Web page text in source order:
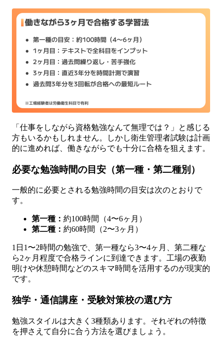
「仕事をしながら資格勉強なんて無理では？」と感じる
方もいるかもしれません。しかし衛生管理者試験は計画
的に進めれば、働きながらでも十分に合格を狙えます。
必要な勉強時間の目安（第一種・第二種別）
一般的に必要とされる勉強時間の目安は次のとおりで
す。
第一種： 約100時間（4〜6ヶ月）
第二種： 約60時間（2〜3ヶ月）
1日1〜2時間の勉強で、第一種なら3〜4ヶ月、第二種な
ら2ヶ月程度で合格ラインに到達できます。工場の夜勤
明けや休憩時間などのスキマ時間を活用するのが現実的
です。
独学・通信講座・受験対策校の選び方
勉強スタイルは大きく3種類あります。それぞれの特徴
を押さえて自分に合う方法を選びましょう。